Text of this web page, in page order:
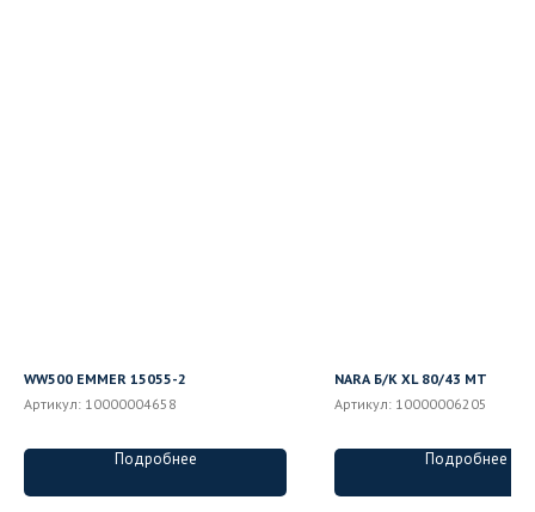
WW500 EMMER 15055-2
Артикул: 10000004658
Подробнее
NARA Б/К XL 80/43 MT
Артикул: 10000006205
Подробнее